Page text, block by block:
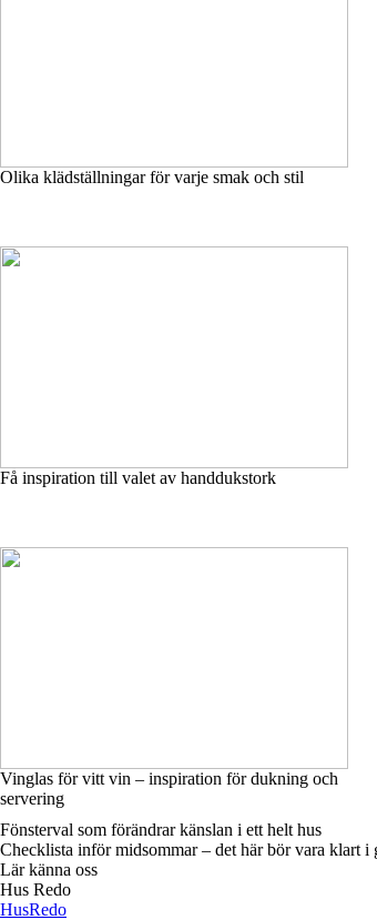
Olika klädställningar för varje smak och stil
Få inspiration till valet av handdukstork
Vinglas för vitt vin – inspiration för dukning och
servering
Fönsterval som förändrar känslan i ett helt hus
Checklista inför midsommar – det här bör vara klart i
Lär känna oss
Hus Redo
HusRedo